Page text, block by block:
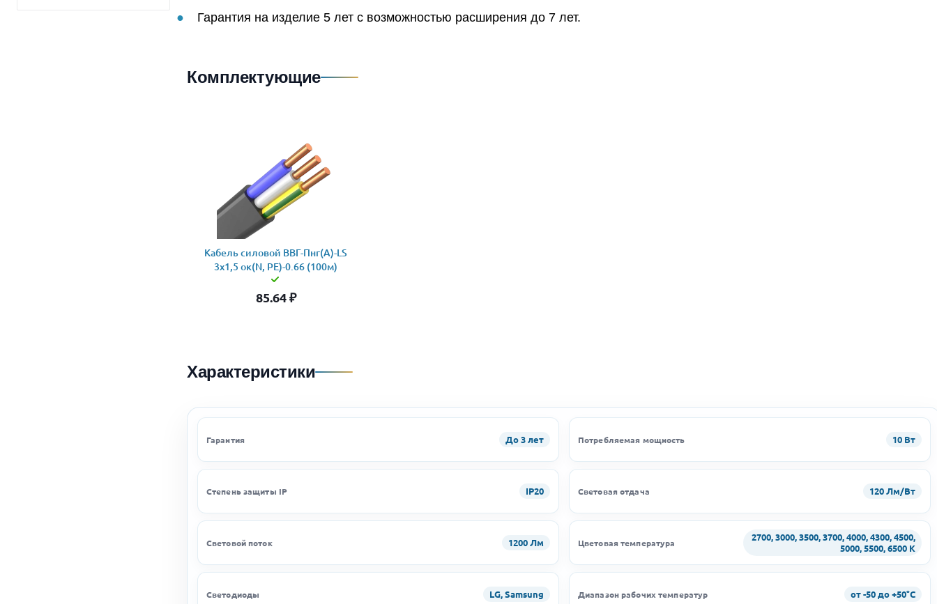
Гарантия на изделие 5 лет с возможностью расширения до 7 лет.
Комплектующие
Кабель силовой ВВГ-Пнг(А)-LS
3x1,5 ок(N, PE)-0.66 (100м)
85.64₽
Характеристики
Гарантия До 3 лет Потребляемая мощность 10 Вт
Степень защиты IP IP20 Световая отдача 120 Лм/Вт
Световой поток 1200 Лм Цветовая температура
2700, 3000, 3500, 3700, 4000, 4300, 4500,
5000, 5500, 6500 K
Светодиоды LG, Samsung Диапазон рабочих температур от -50 до +50°C